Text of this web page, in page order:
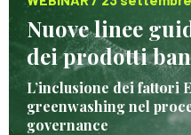
Nuove linee
dei prodotti
L’inclusione dei fattori
greenwashing nel
governance